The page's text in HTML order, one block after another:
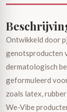
Ontwikkeld door
genotsproducten
dermatologisch
geformuleerd
zoals latex,
We-Vibe